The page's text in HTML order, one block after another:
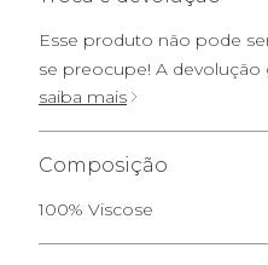
Esse produto não pode
se preocupe! A devolução
saiba mais
Composição
100% Viscose